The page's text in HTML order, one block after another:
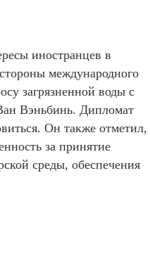
иностранцев в
международного
загрязненной воды с
Вэньбинь. Дипломат
Он также отметил,
за принятие
среды, обеспечения